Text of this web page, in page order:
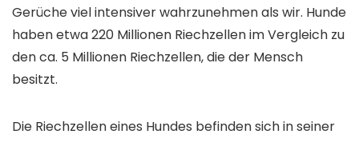
Gerüche viel intensiver wahrzunehmen als wir. Hunde
haben etwa 220 Millionen Riechzellen im Vergleich zu
den ca. 5 Millionen Riechzellen, die der Mensch
besitzt.
Die Riechzellen eines Hundes befinden sich in seiner